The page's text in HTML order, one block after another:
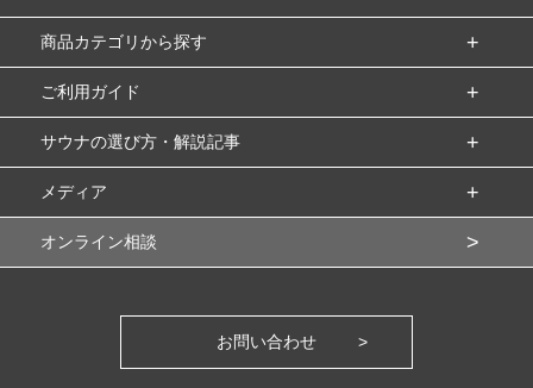
商品カテゴリから探す
ご利用ガイド
サウナの選び方・解説記事
メディア
オンライン相談
お問い合わせ